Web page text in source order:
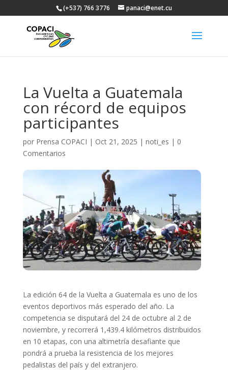
(+537) 766 3776 panaci@enet.cu
La Vuelta a Guatemala
con récord de equipos
participantes
por Prensa COPACI | Oct 21, 2025 | noti_es | 0
Comentarios
La edición 64 de la Vuelta a Guatemala es uno de los
eventos deportivos más esperado del año. La
competencia se disputará del 24 de octubre al 2 de
noviembre, y recorrerá 1,439.4 kilómetros distribuidos
en 10 etapas, con una altimetría desafiante que
pondrá a prueba la resistencia de los mejores
pedalistas del país y del extranjero.